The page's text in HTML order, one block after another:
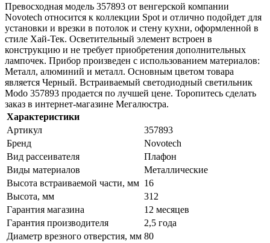
Превосходная модель 357893 от венгерской компании
Novotech относится к коллекции Spot и отлично подойдет для
установки и врезки в потолок и стену кухни, оформленной в
стиле Хай-Тек. Осветительный элемент встроен в
конструкцию и не требует приобретения дополнительных
лампочек. Прибор произведен с использованием материалов:
Металл, алюминий и металл. Основным цветом товара
является Черный. Встраиваемый светодиодный светильник
Modo 357893 продается по лучшей цене. Торопитесь сделать
заказ в интернет-магазине Мегалюстра.
Характеристики
Артикул
357893
Бренд
Novotech
Вид рассеивателя
Плафон
Виды материалов
Металлические
Высота встраиваемой части, мм 16
Высота, мм
312
Гарантия магазина
12 месяцев
Гарантия производителя
2,5 года
Диаметр врезного отверстия, мм 80